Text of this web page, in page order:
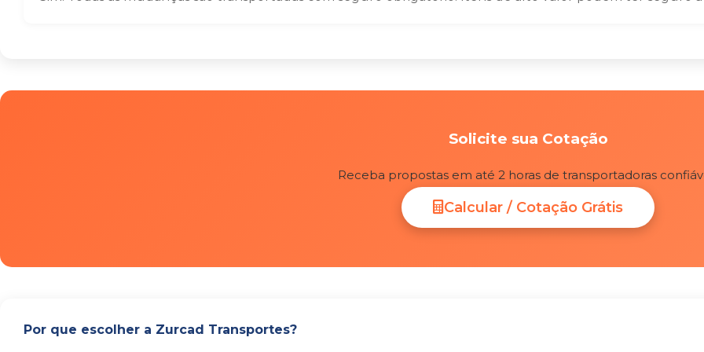
Solicite sua Cotação
Receba propostas em até 2 horas de transportadoras
Calcular / Cotação Grátis
Por que escolher a Zurcad Transportes?